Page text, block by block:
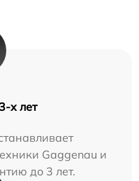
х лет
Gaggenau и
до 3 лет.